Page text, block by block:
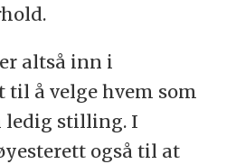
altså inn i
til å velge hvem som
ledig stilling. I
også til at